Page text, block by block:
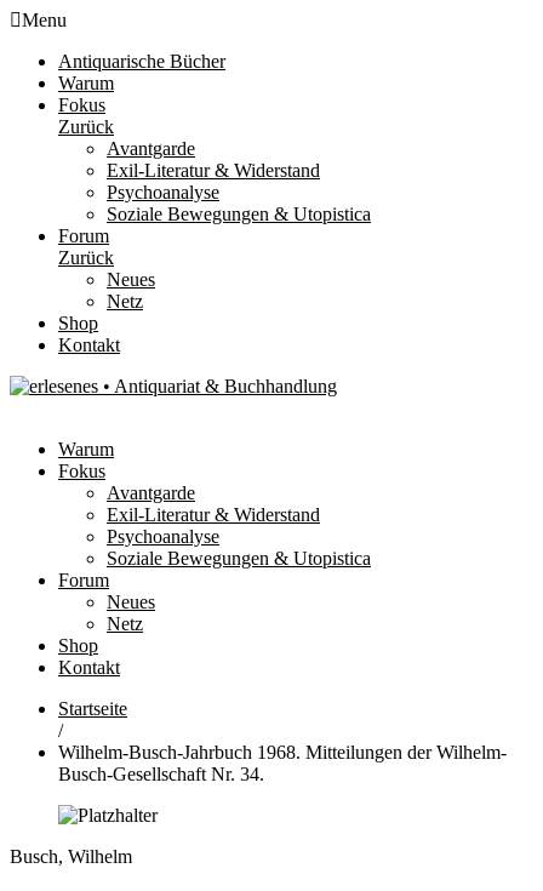
Menu
Antiquarische Bücher
Warum
Fokus
Zurück
Avantgarde
Exil-Literatur & Widerstand
Psychoanalyse
Soziale Bewegungen & Utopistica
Forum
Zurück
Neues
Netz
Shop
Kontakt
Warum
Fokus
Avantgarde
Exil-Literatur & Widerstand
Psychoanalyse
Soziale Bewegungen & Utopistica
Forum
Neues
Netz
Shop
Kontakt
Startseite
/
Wilhelm-Busch-Jahrbuch 1968. Mitteilungen der Wilhelm-
Busch-Gesellschaft Nr. 34.
Busch, Wilhelm